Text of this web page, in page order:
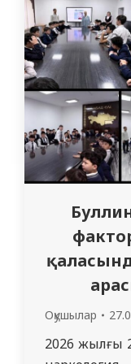
және
Оқушылар
2026 жылғы